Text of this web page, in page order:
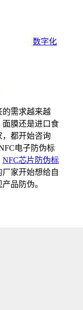
数字化
的需求越来越
面膜还是进口食
都开始咨询
电子防伪标
NFC芯片防伪标
家开始想给自
品防伪。